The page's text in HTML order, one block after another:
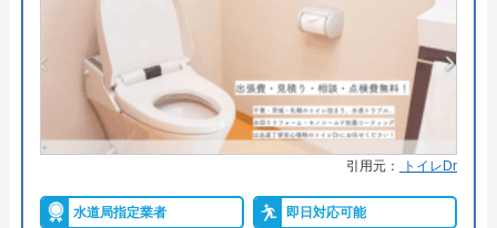
運営会社 株式会社イースマイル
代表者 島村禮孝
創業・設立 1992年6月1日創立
ースマイルビル
提携先は大手企業との法人契約多
●保証・保険
商品保証最長10年・施工保証最長5
年
詳細は公式HPでご確認ください
ハウスラボホームがおすすめの理由
引用元： トイレDr
水道局指定業者 即日対応可能